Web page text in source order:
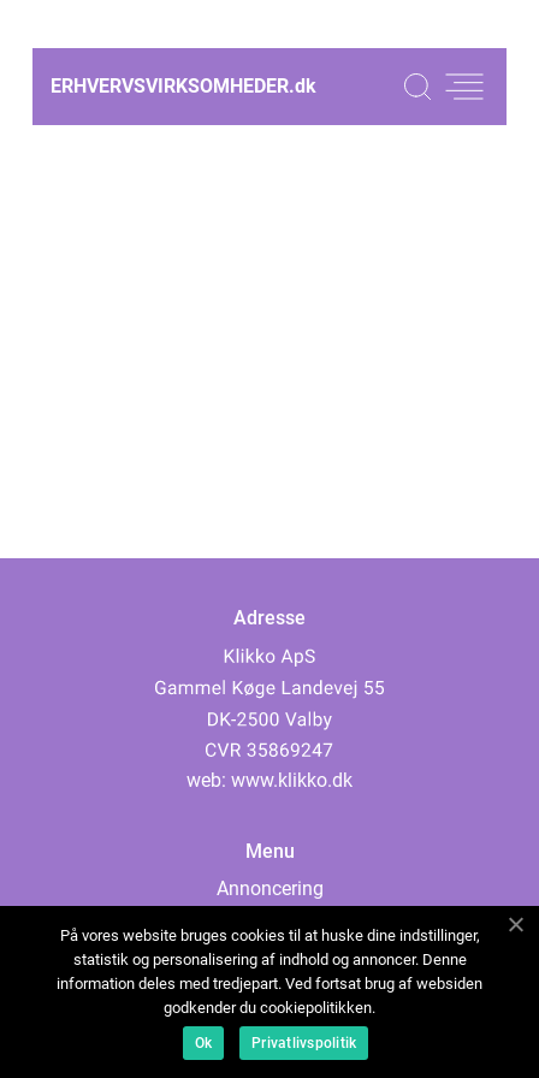
ERHVERVSVIRKSOMHEDER.dk
Adresse
web: www.klikko.dk
Menu
Annoncering
Cookies
Kontakt os
Sitemap
På vores website bruges cookies til at huske dine indstillinger,
statistik og personalisering af indhold og annoncer. Denne
information deles med tredjepart. Ved fortsat brug af websiden
godkender du cookiepolitikken.
Ok Privatlivspolitik